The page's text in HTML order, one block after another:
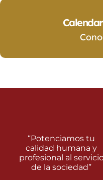
“Potenciamos tu
calidad humana y
profesional al
de la sociedad”